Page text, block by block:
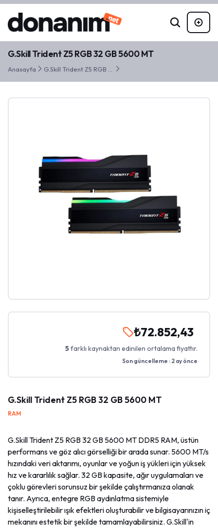
G.Skill Trident Z5 RGB 32 GB 5600 MT
Anasayfa
₺72.852,43
5farklı kaynaktan edinilen ortalama fiyattır.
Son güncelleme : 2 ay önce
G.Skill Trident Z5 RGB 32 GB 5600 MT
RAM
G.Skill Trident Z5 RGB 32 GB 5600 MT DDR5 RAM, üstün
performans ve göz alıcı görselliği bir arada sunar. 5600 MT/s
hızındaki veri aktarımı, oyunlar ve yoğun iş yükleri için yüksek
hız ve kararlılık sağlar. 32 GB kapasite, ağır uygulamaları ve
çoklu görevleri sorunsuz bir şekilde çalıştırmanıza olanak
tanır. Ayrıca, entegre RGB aydınlatma sistemiyle
kişiselleştirilebilir ışık efektleri oluşturabilir ve bilgisayarınızın iç
mekanını estetik bir şekilde tamamlayabilirsiniz. G.Skill'in